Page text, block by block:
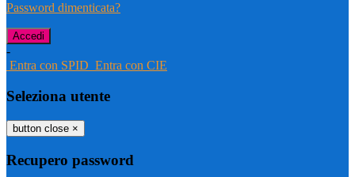
Password dimenticata?
-
Entra con SPID Entra con CIE
Seleziona utente
button close ×
Recupero password